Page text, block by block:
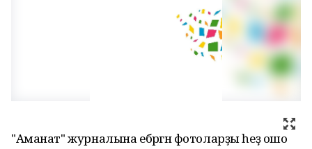
"Аманат" журналына ебәргән фотоларҙы һеҙ ошо